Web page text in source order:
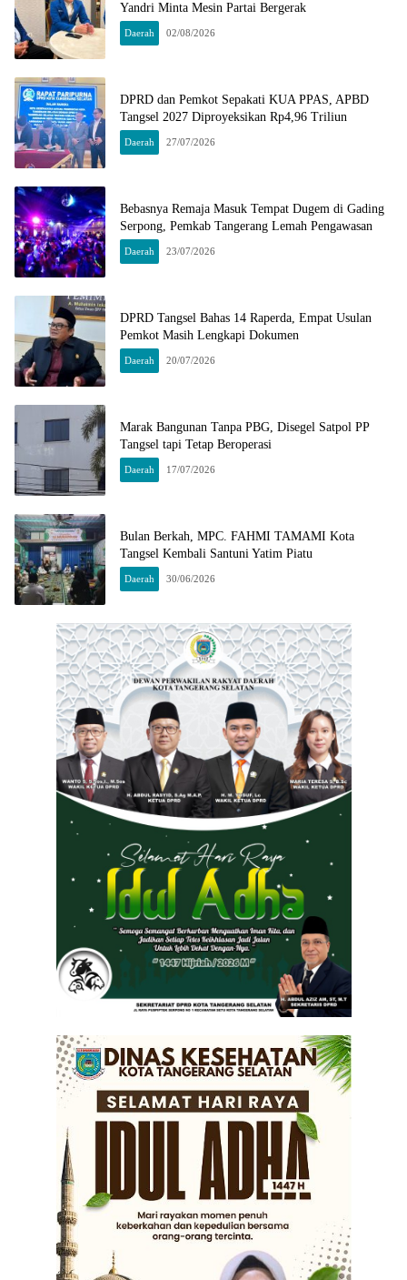
Yandri Minta Mesin Partai Bergerak
Daerah 02/08/2026
DPRD dan Pemkot Sepakati KUA PPAS, APBD
Tangsel 2027 Diproyeksikan Rp4,96 Triliun
Daerah 27/07/2026
Bebasnya Remaja Masuk Tempat Dugem di Gading
Serpong, Pemkab Tangerang Lemah Pengawasan
Daerah 23/07/2026
DPRD Tangsel Bahas 14 Raperda, Empat Usulan
Pemkot Masih Lengkapi Dokumen
Daerah 20/07/2026
Marak Bangunan Tanpa PBG, Disegel Satpol PP
Tangsel tapi Tetap Beroperasi
Daerah 17/07/2026
Bulan Berkah, MPC. FAHMI TAMAMI Kota
Tangsel Kembali Santuni Yatim Piatu
Daerah 30/06/2026